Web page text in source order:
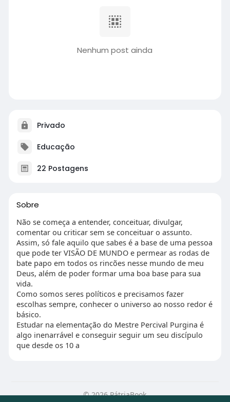
Nenhum post ainda
Privado
Educação
22 Postagens
Sobre
Não se começa a entender, conceituar, divulgar,
comentar ou criticar sem se conceituar o assunto.
Assim, só fale aquilo que sabes é a base de uma pessoa
que pode ter VISÃO DE MUNDO e permear as rodas de
bate papo em todos os rincões nesse mundo de meu
Deus, além de poder formar uma boa base para sua
vida.
Como somos seres políticos e precisamos fazer
escolhas sempre, conhecer o universo ao nosso redor é
básico.
Estudar na elementação do Mestre Percival Purgina é
algo inenarrável e conseguir seguir um seu discípulo
que desde os 10 a
© 2026 PátriaBook